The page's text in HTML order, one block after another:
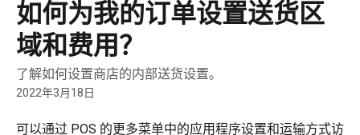
如何为我的订单设置送货区
域和费用？
了解如何设置商店的内部送货设置。
2022年3月18日
可以通过 POS 的更多菜单中的应用程序设置和运输方式访